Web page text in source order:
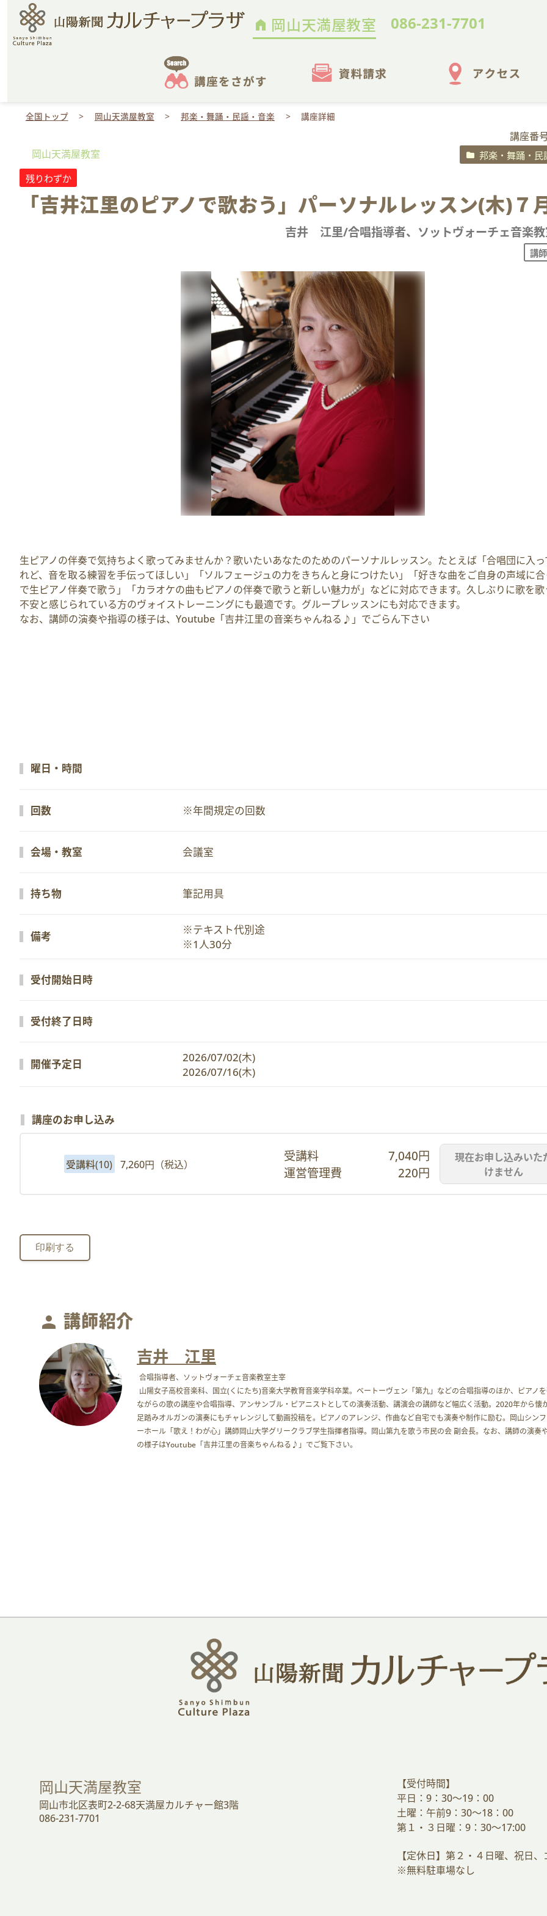
home 岡山天満屋教室 086-231-7701
全国トップ 岡山天満屋教室 邦楽・舞踊・民謡・音楽 講座詳細
講座番
岡山天満屋教室
邦楽・舞踊・民
残りわずか
「吉井江里のピアノで歌おう」パーソナルレッスン(木)７
吉井 江里/合唱指導者、ソットヴォーチェ音楽
講
生ピアノの伴奏で気持ちよく歌ってみませんか？歌いたいあなたのためのパーソナルレッスン。たとえば「合唱団に入
れど、音を取る練習を手伝ってほしい」「ソルフェージュの力をきちんと身につけたい」「好きな曲をご自身の声域に
で生ピアノ伴奏で歌う」「カラオケの曲もピアノの伴奏で歌うと新しい魅力が」などに対応できます。久しぶりに歌を
不安と感じられている方のヴォイストレーニングにも最適です。グループレッスンにも対応できます。
なお、講師の演奏や指導の様子は、Youtube「吉井江里の音楽ちゃんねる♪」でごらん下さい
曜日・時間
回数 ※年間規定の回数
会場・教室 会議室
持ち物 筆記用具
備考
※テキスト代別途
※1人30分
受付開始日時
受付終了日時
開催予定日
2026/07/02(木)
2026/07/16(木)
講座のお申し込み
受講料(10) 7,260円（税込）
受講料
7,040円
運営管理費
220円
現在お申し込みいた
けません
印刷する
person 講師紹介
吉井 江里
合唱指導者、ソットヴォーチェ音楽教室主宰
山陽女子高校音楽科、国立(くにたち)音楽大学教育音楽学科卒業。ベートーヴェン「第九」などの合唱指導のほか、ピアノ
ながらの歌の講座や合唱指導、アンサンブル・ピアニストとしての演奏活動、講演会の講師など幅広く活動。2020年から懐
足踏みオルガンの演奏にもチャレンジして動画投稿を。ピアノのアレンジ、作曲など自宅でも演奏や制作に励む。岡山シン
ーホール「歌え！わが心」講師岡山大学グリークラブ学生指揮者指導。岡山第九を歌う市民の会 副会長。なお、講師の演奏
の様子はYoutube「吉井江里の音楽ちゃんねる♪」でご覧下さい。
岡山天満屋教室
岡山市北区表町2-2-68天満屋カルチャー館3階
086-231-7701
【受付時間】
平日：9：30～19：00
土曜：午前9：30～18：00
第１・３日曜：9：30～17:00
【定休日】第２・４日曜、祝日
※無料駐車場なし